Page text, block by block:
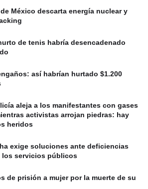
México descarta energía nuclear y
de tenis habría desencadenado
así habrían hurtado $1.200
aleja a los manifestantes con gases
activistas arrojan piedras: hay
heridos
exige soluciones ante deficiencias
los servicios públicos
de prisión a mujer por la muerte de su